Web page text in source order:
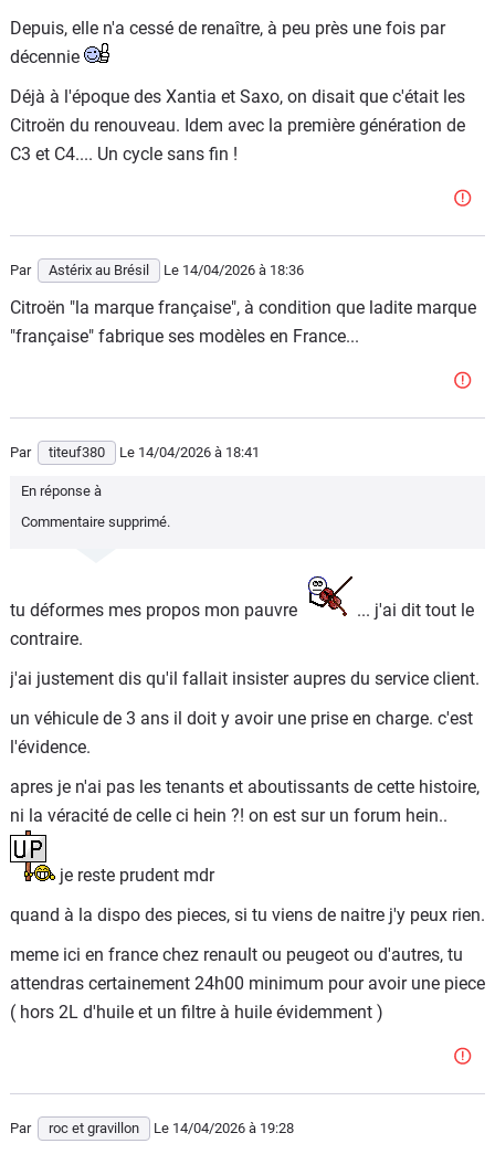
Depuis, elle n'a cessé de renaître, à peu près une fois par
décennie
Déjà à l'époque des Xantia et Saxo, on disait que c'était les
Citroën du renouveau. Idem avec la première génération de
C3 et C4.... Un cycle sans fin !
Par Astérix au Brésil Le 14/04/2026 à 18:36
Citroën "la marque française", à condition que ladite marque
"française" fabrique ses modèles en France...
Par titeuf380 Le 14/04/2026 à 18:41
En réponse à
Commentaire supprimé.
tu déformes mes propos mon pauvre
... j'ai dit tout le
contraire.
j'ai justement dis qu'il fallait insister aupres du service client.
un véhicule de 3 ans il doit y avoir une prise en charge. c'est
l'évidence.
apres je n'ai pas les tenants et aboutissants de cette histoire,
ni la véracité de celle ci hein ?! on est sur un forum hein..
je reste prudent mdr
quand à la dispo des pieces, si tu viens de naitre j'y peux rien.
meme ici en france chez renault ou peugeot ou d'autres, tu
attendras certainement 24h00 minimum pour avoir une piece
( hors 2L d'huile et un filtre à huile évidemment )
Par roc et gravillon Le 14/04/2026 à 19:28